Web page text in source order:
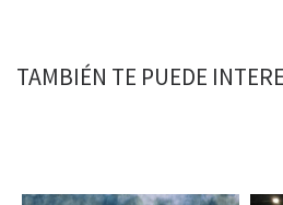
TAMBIÉN TE PUEDE